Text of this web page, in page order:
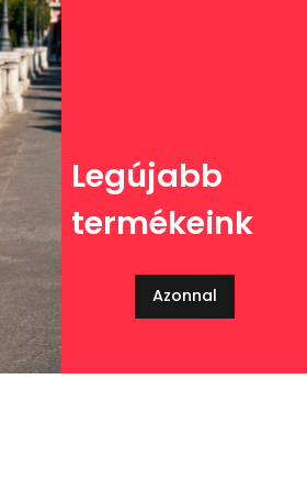
Legújabb
termékeink
Azonnal